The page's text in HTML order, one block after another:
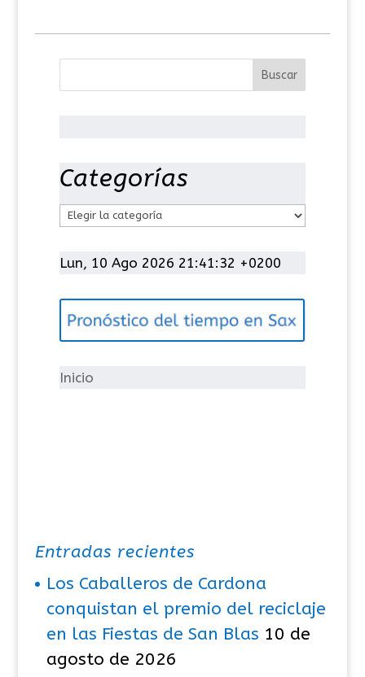
Categorías
t
g
í
Lun, 10 Ago 2026 21:41:32 +0200
Inicio
Entradas recientes
Los Caballeros de Cardona
conquistan el premio del reciclaje
en las Fiestas de San Blas 10 de
agosto de 2026